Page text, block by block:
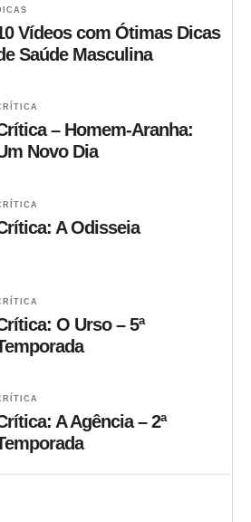
Vídeos com Ótimas Dicas
Saúde Masculina
– Homem-Aranha:
Novo Dia
A Odisseia
O Urso – 5ª
A Agência – 2ª